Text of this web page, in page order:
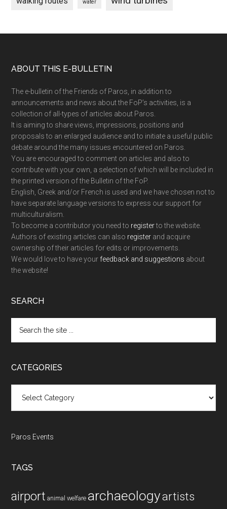
water
Footer
ABOUT THIS E-BULLETIN
The e-bulletin of the Friends of Paros, in addition to
announcements and news about the FoP’s activities, is a
collection of all-types of articles about Paros.
It is aiming to share views, impressions, positions and
proposals to an enlarged audience and to initiate a useful public
debate around the many issues encountered on Paros.
You are encouraged to comment on articles and also to
contribute with your own, a selection of which will be included in
the printed version of the Bulletin of the FoP.
English, Greek and/or French is used and we have chosen not to
have separate language versions to express our support for
multiculturalism.
To become a contributor you need to registerto the website.
Authors of existing articles can also register and acquire
ownership of their articles for edits or improvements.
We would love to have your feedback and suggestions about
the website!
SEARCH
the
CATEGORIES
Paros Events
TAGS
airport animal welfare archaeologyartists